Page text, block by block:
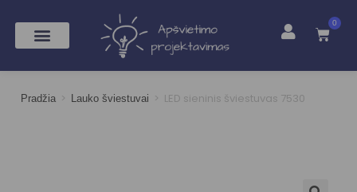
0
Pradžia > Lauko šviestuvai > LED sieninis šviestuvas 7530